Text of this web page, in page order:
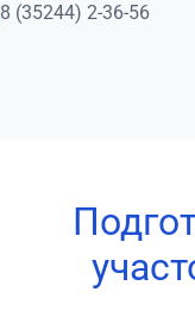
8 (35244) 2-36-56